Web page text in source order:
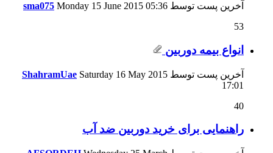
آخرین پست توسط sma075 Monday 15 June 2015 05:36
53
انواع بيمه دوربين
آخرین پست توسط ShahramUae Saturday 16 May 2015
17:01
40
راهنمایی برای خرید دوربین ضد آب